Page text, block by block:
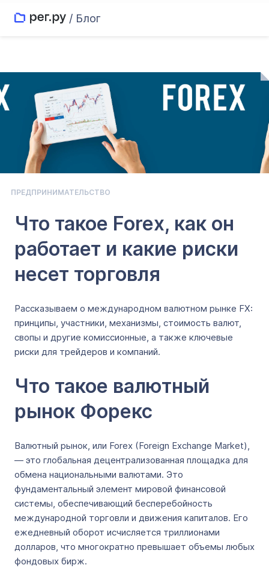
/ Блог
ПРЕДПРИНИМАТЕЛЬСТВО
Что такое Forex, как он
работает и какие риски
несет торговля
Рассказываем о международном валютном рынке FX:
принципы, участники, механизмы, стоимость валют,
свопы и другие комиссионные, а также ключевые
риски для трейдеров и компаний.
Что такое валютный
рынок Форекс
Валютный рынок, или Forex (Foreign Exchange Market),
— это глобальная децентрализованная площадка для
обмена национальными валютами. Это
фундаментальный элемент мировой финансовой
системы, обеспечивающий бесперебойность
международной торговли и движения капиталов. Его
ежедневный оборот исчисляется триллионами
долларов, что многократно превышает объемы любых
фондовых бирж.